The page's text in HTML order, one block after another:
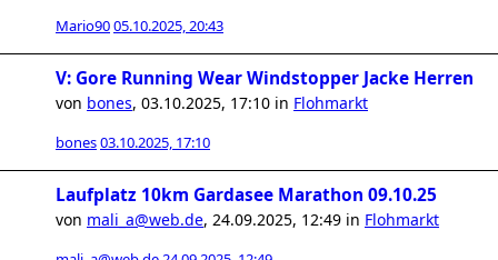
Mario9005.10.2025, 20:43
V: Gore Running Wear Windstopper Jacke Herren
von bones, 03.10.2025, 17:10 in Flohmarkt
bones03.10.2025, 17:10
Laufplatz 10km Gardasee Marathon 09.10.25
von mali_a@web.de, 24.09.2025, 12:49 in Flohmarkt